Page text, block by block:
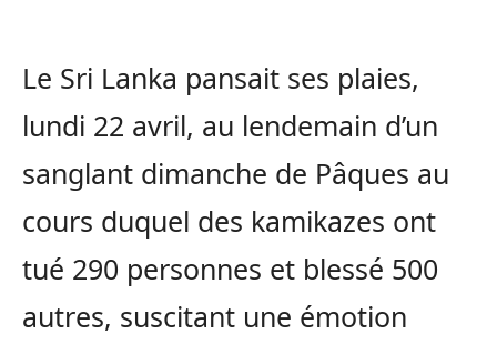
Le Sri Lanka pansait ses plaies,
lundi 22 avril, au lendemain d’un
sanglant dimanche de Pâques au
cours duquel des kamikazes ont
tué 290 personnes et blessé 500
autres, suscitant une émotion